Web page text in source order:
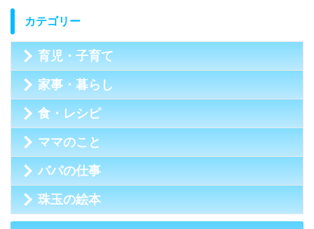
カテゴリー
育児・子育て
家事・暮らし
食・レシピ
ママのこと
パパの仕事
珠玉の絵本